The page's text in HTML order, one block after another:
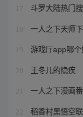
17 斗罗大陆热门
18 一人之下天师
19 游戏厅app哪
20 王冬儿的隐疾
21 一人之下漫画
22 稻香村黑悟空